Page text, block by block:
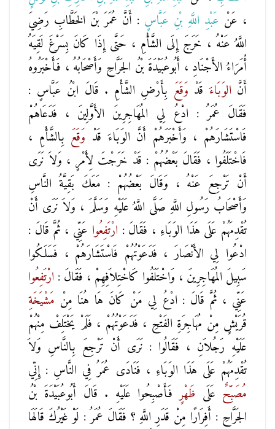
، عَنْ عَبْدِ اللَّهِ بْنِ عَبَّاسٍ : أَنَّ عُمَرَ بْنَ الخَطَّابِ رَضِيَ
اللَّهُ عَنْهُ ، خَرَجَ إِلَى الشَّأْمِ ، حَتَّى إِذَا كَانَ بِسَرْغَ لَقِيَهُ
أُمَرَاءُ الأَجْنَادِ ، أَبُوعُبَيْدَةَ بْنُ الجَرَّاحِ وَأَصْحَابُهُ ، فَأَخْبَرُوهُ
أَنَّ الوَبَاءَ قَدْ وَقَعَ بِأَرْضِ الشَّأْمِ . قَالَ ابْنُ عَبَّاسٍ :
فَقَالَ عُمَرُ : ادْعُ لِي المُهَاجِرِينَ الأَوَّلِينَ ، فَدَعَاهُمْ
فَاسْتَشَارَهُمْ ، وَأَخْبَرَهُمْ أَنَّ الوَبَاءَ قَدْ وَقَعَ بِالشَّأْمِ ،
فَاخْتَلَفُوا ، فَقَالَ بَعْضُهُمْ : قَدْ خَرَجْتَ لِأَمْرٍ ، وَلاَ نَرَى
أَنْ تَرْجِعَ عَنْهُ ، وَقَالَ بَعْضُهُمْ : مَعَكَ بَقِيَّةُ النَّاسِ
وَأَصْحَابُ رَسُولِ اللَّهِ صَلَّى اللَّهُ عَلَيْهِ وَسَلَّمَ ، وَلاَ نَرَى أَنْ
تُقْدِمَهُمْ عَلَى هَذَا الوَبَاءِ ، فَقَالَ : ارْتَفِعُوا عَنِّي ، ثُمَّ قَالَ :
ادْعُوا لِي الأَنْصَارَ ، فَدَعَوْتُهُمْ فَاسْتَشَارَهُمْ ، فَسَلَكُوا
سَبِيلَ المُهَاجِرِينَ ، وَاخْتَلَفُوا كَاخْتِلاَفِهِمْ ، فَقَالَ : ارْتَفِعُوا
عَنِّي ، ثُمَّ قَالَ : ادْعُ لِي مَنْ كَانَ هَا هُنَا مِنْ مَشْيَخَةِ
قُرَيْشٍ مِنْ مُهَاجِرَةِ الفَتْحِ ، فَدَعَوْتُهُمْ ، فَلَمْ يَخْتَلِفْ مِنْهُمْ
عَلَيْهِ رَجُلاَنِ ، فَقَالُوا : نَرَى أَنْ تَرْجِعَ بِالنَّاسِ وَلاَ
تُقْدِمَهُمْ عَلَى هَذَا الوَبَاءِ ، فَنَادَى عُمَرُ فِي النَّاسِ : إِنِّي
مُصَبِّحٌ عَلَى ظَهْرٍ فَأَصْبِحُوا عَلَيْهِ . قَالَ أَبُوعُبَيْدَةَ بْنُ
الجَرَّاحِ : أَفِرَارًا مِنْ قَدَرِ اللَّهِ ؟ فَقَالَ عُمَرُ : لَوْ غَيْرُكَ قَالَهَا